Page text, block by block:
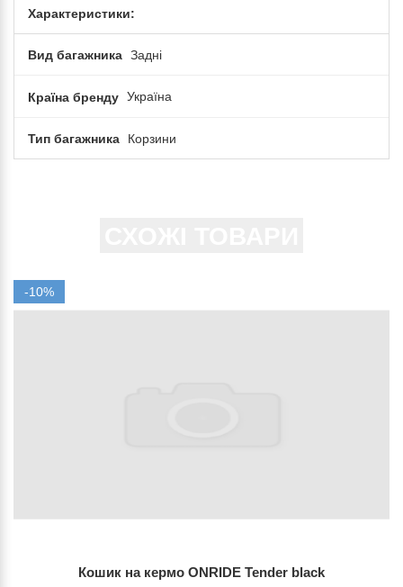
Характеристики:
Вид багажника Задні
Країна бренду Україна
Тип багажника Корзини
-10%
Кошик на кермо ONRIDE Tender black